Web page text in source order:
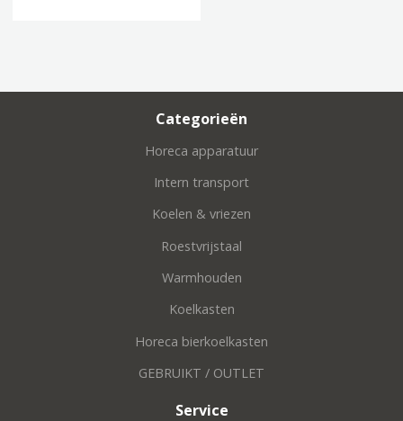
Categorieën
Horeca apparatuur
Intern transport
Koelen & vriezen
Roestvrijstaal
Warmhouden
Koelkasten
Horeca bierkoelkasten
GEBRUIKT / OUTLET
Service